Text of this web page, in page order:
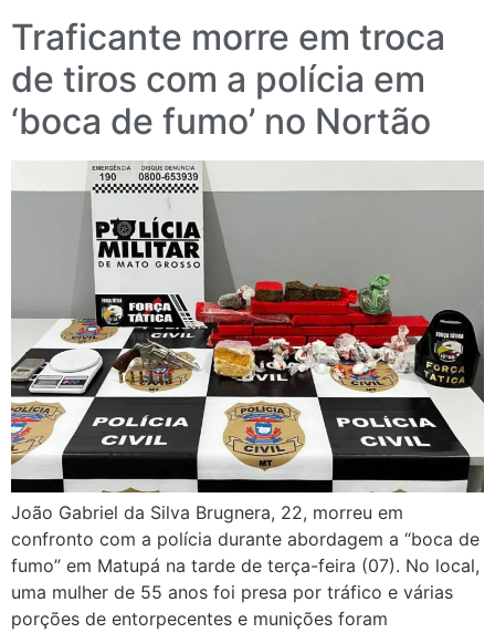
Traficante morre em troca
de tiros com a polícia em
‘boca de fumo’ no Nortão
João Gabriel da Silva Brugnera, 22, morreu em
confronto com a polícia durante abordagem a “boca de
fumo” em Matupá na tarde de terça-feira (07). No local,
uma mulher de 55 anos foi presa por tráfico e várias
porções de entorpecentes e munições foram